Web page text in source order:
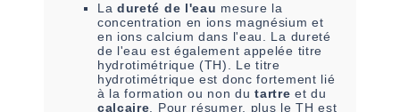
La dureté de l'eau mesure la
concentration en ions magnésium et
en ions calcium dans l'eau. La dureté
de l'eau est également appelée titre
hydrotimétrique (TH). Le titre
hydrotimétrique est donc fortement lié
à la formation ou non dutartre et du
calcaire . Pour résumer, plus le TH est